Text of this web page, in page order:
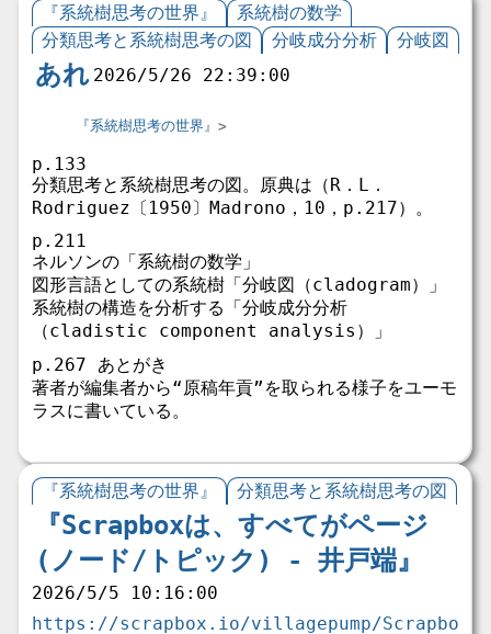
『系統樹思考の世界』
系統樹の数学
分類思考と系統樹思考の図
分岐成分分析 分岐図
あれ 2026/5/26 22:39:00
『系統樹思考の世界』
p.133
分類思考と系統樹思考の図。原典は（R．L．
Rodriguez〔1950〕Madrono，10，p.217）。
p.211
ネルソンの「系統樹の数学」
図形言語としての系統樹「分岐図（cladogram）」
系統樹の構造を分析する「分岐成分分析
（cladistic component analysis）」
p.267 あとがき
著者が編集者から“原稿年貢”を取られる様子をユーモ
ラスに書いている。
『系統樹思考の世界』 分類思考と系統樹思考の図
『Scrapboxは、すべてがページ
(ノード/トピック) - 井戸端』
2026/5/5 10:16:00
https://scrapbox.io/villagepump/Scrapbo